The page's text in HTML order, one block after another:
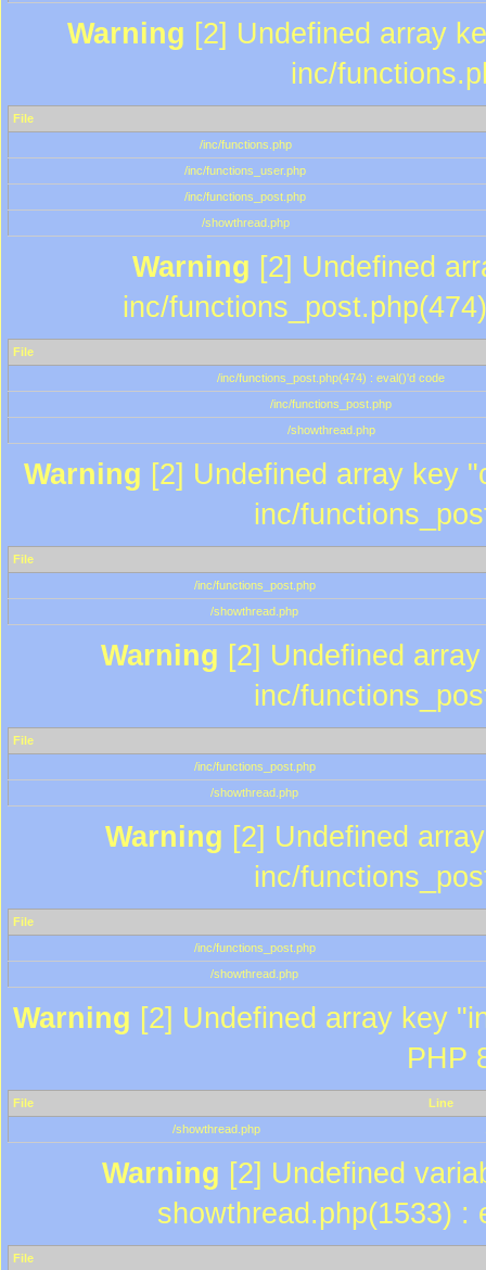
Warning [2] Undefined array
inc/
File
/inc/functions.php
/inc/functions_user.php
/inc/functions_post.php
/showthread.php
Warning [2] Undefined
inc/
File
/inc/functions_post.php(474) : eval()'d code
/inc/functions_post.php
/showthread.php
Warning [2] Undefined array key
inc/
File
/inc/functions_post.php
/showthread.php
Warning [2] Undefined
inc/
File
/inc/functions_post.php
/showthread.php
Warning [2] Undefined
inc/
File
/inc/functions_post.php
/showthread.php
Warning [2] Undefined array key
PHP
File
Line
/showthread.php
Warning [2] Undefined
showthread.php(1533) :
File